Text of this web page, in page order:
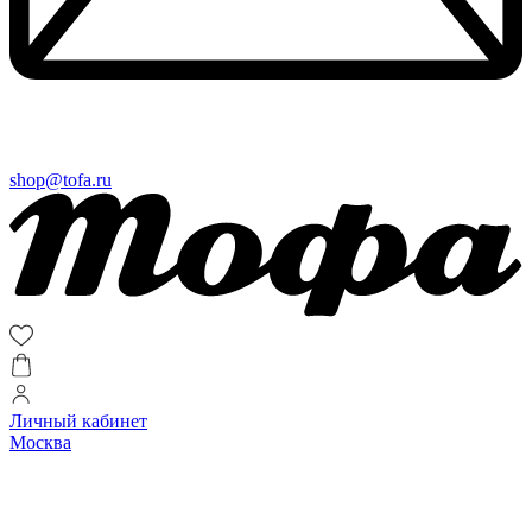
shop@tofa.ru
Личный кабинет
Москва